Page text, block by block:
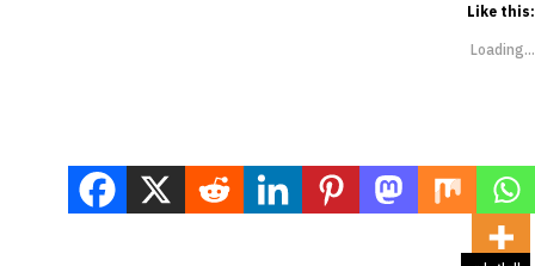
Like this:
Loading...